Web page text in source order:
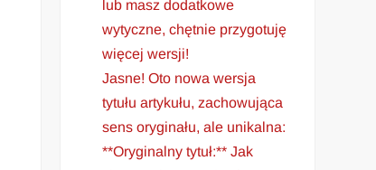
lub masz dodatkowe
wytyczne, chętnie przygotuję
więcej wersji!
Jasne! Oto nowa wersja
tytułu artykułu, zachowująca
sens oryginału, ale unikalna:
**Oryginalny tytuł:** Jak